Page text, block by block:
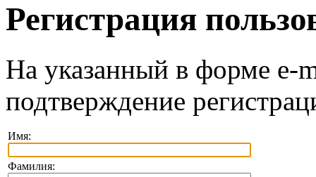
Регистрация
На указанный в форме e-
подтверждение
Имя:
Фамилия: